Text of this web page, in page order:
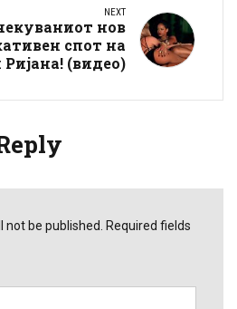
NEXT
нов
спот на
(видео)
not be published. Required fields